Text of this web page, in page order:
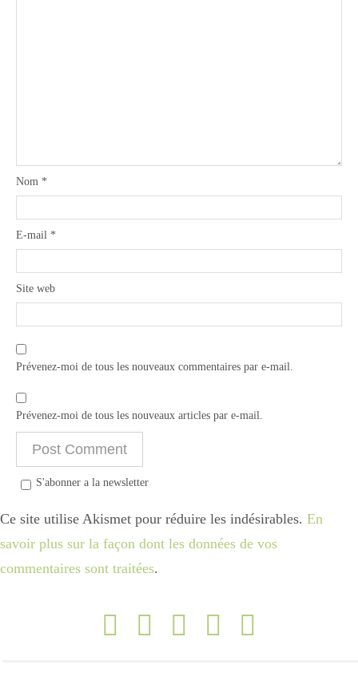
Nom *
E-mail *
Site web
Prévenez-moi de tous les nouveaux commentaires par e-mail.
Prévenez-moi de tous les nouveaux articles par e-mail.
S'abonner a la newsletter
Ce site utilise Akismet pour réduire les indésirables. En
savoir plus sur la façon dont les données de vos
commentaires sont traitées.